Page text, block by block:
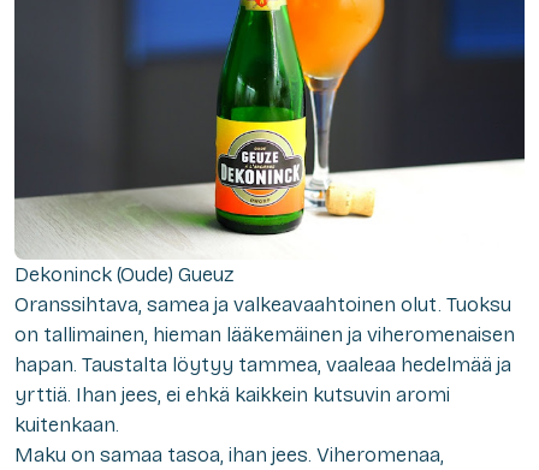
Dekoninck (Oude) Gueuz
Oranssihtava, samea ja valkeavaahtoinen olut. Tuoksu
on tallimainen, hieman lääkemäinen ja viheromenaisen
hapan. Taustalta löytyy tammea, vaaleaa hedelmää ja
yrttiä. Ihan jees, ei ehkä kaikkein kutsuvin aromi
kuitenkaan.
Maku on samaa tasoa, ihan jees. Viheromenaa,